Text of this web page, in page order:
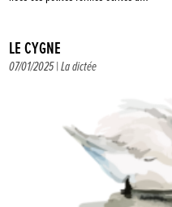
LE CYGNE
07/01/2025 |La dictée